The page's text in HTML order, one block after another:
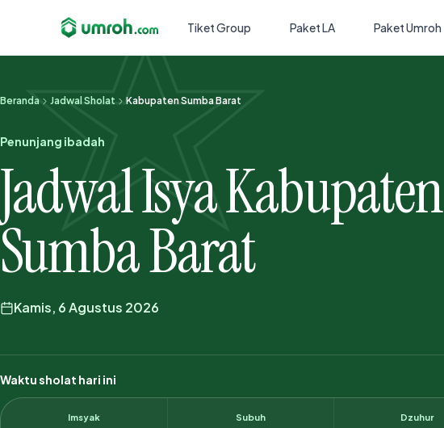
Tiket Group Paket LA Paket Umroh
Beranda Jadwal Sholat Kabupaten Sumba Barat
Penunjang ibadah
Jadwal Isya Kabupaten
Sumba Barat
Kamis, 6 Agustus 2026
Waktu sholat hari ini
Imsyak Subuh Dzuhur